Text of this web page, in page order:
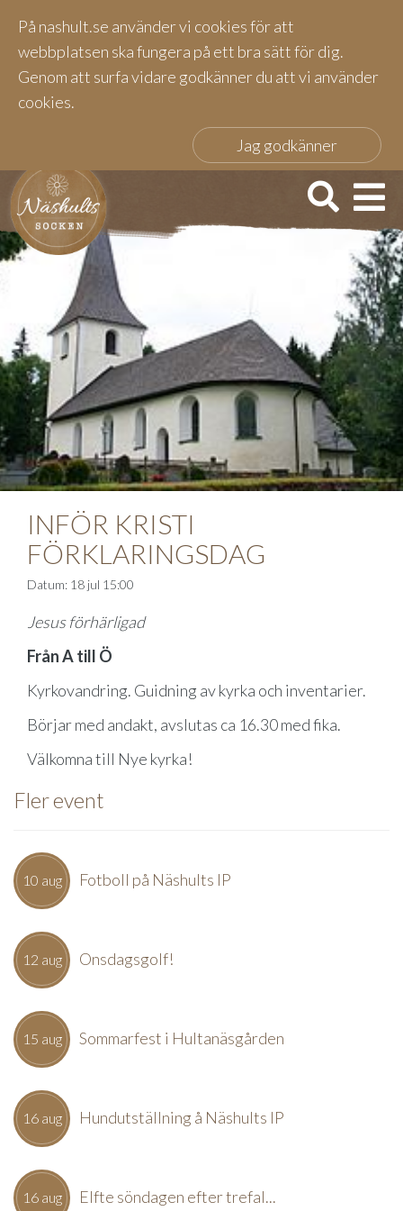
På nashult.se använder vi cookies för att
webbplatsen ska fungera på ett bra sätt för dig.
Genom att surfa vidare godkänner du att vi använder
cookies.
Jag godkänner
Fler event
10 aug Fotboll på Näshults IP
12 aug Onsdagsgolf!
15 aug Sommarfest i Hultanäsgården
16 aug Hundutställning å Näshults IP
16 aug Elfte söndagen efter trefal...
INFÖR KRISTI
FÖRKLARINGSDAG
Datum: 18 jul 15:00
Jesus förhärligad
Från A till Ö
Kyrkovandring. Guidning av kyrka och inventarier.
Börjar med andakt, avslutas ca 16.30 med fika.
Välkomna till Nye kyrka!